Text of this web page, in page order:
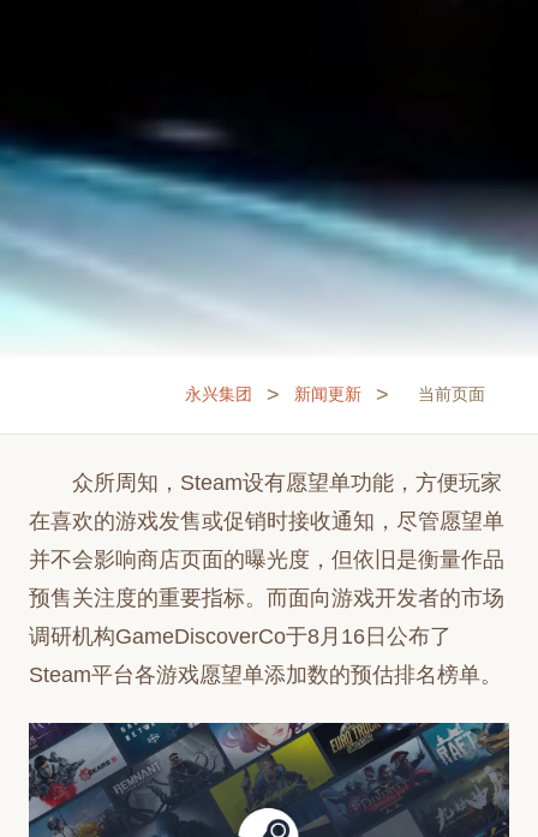
永兴集团 > 新闻更新 > 当前页面
众所周知，Steam设有愿望单功能，方便玩家
在喜欢的游戏发售或促销时接收通知，尽管愿望单
并不会影响商店页面的曝光度，但依旧是衡量作品
预售关注度的重要指标。而面向游戏开发者的市场
调研机构GameDiscoverCo于8月16日公布了
Steam平台各游戏愿望单添加数的预估排名榜单。